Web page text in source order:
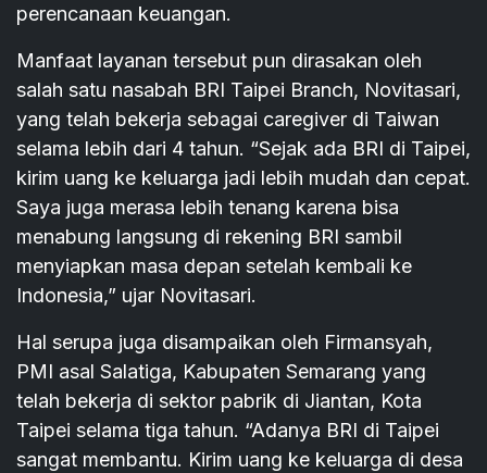
perencanaan keuangan.
Manfaat layanan tersebut pun dirasakan oleh
salah satu nasabah BRI Taipei Branch, Novitasari,
yang telah bekerja sebagai caregiver di Taiwan
selama lebih dari 4 tahun. “Sejak ada BRI di Taipei,
kirim uang ke keluarga jadi lebih mudah dan cepat.
Saya juga merasa lebih tenang karena bisa
menabung langsung di rekening BRI sambil
menyiapkan masa depan setelah kembali ke
Indonesia,” ujar Novitasari.
Hal serupa juga disampaikan oleh Firmansyah,
PMI asal Salatiga, Kabupaten Semarang yang
telah bekerja di sektor pabrik di Jiantan, Kota
Taipei selama tiga tahun. “Adanya BRI di Taipei
sangat membantu. Kirim uang ke keluarga di desa